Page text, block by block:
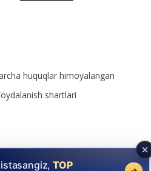
huquqlar himoyalangan
shartlari
istasangiz,TOP